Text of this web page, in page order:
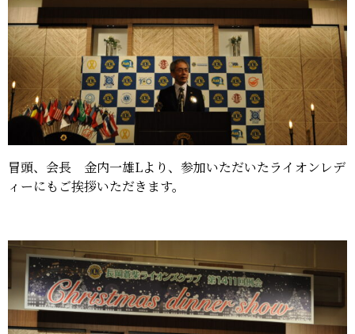
冒頭、会長 金内一雄Lより、参加いただいたライオンレデ
ィーにもご挨拶いただきます。